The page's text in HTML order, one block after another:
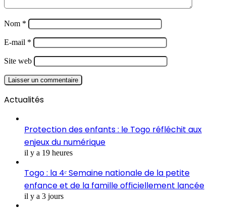
Nom *
E-mail *
Site web
Actualités
Protection des enfants : le Togo réfléchit aux
enjeux du numérique
il y a 19 heures
Togo : la 4ᵉ Semaine nationale de la petite
enfance et de la famille officiellement lancée
il y a 3 jours